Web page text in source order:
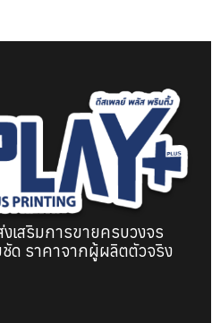
เสริมการขายครบวงจร
ด ราคาจากผู้ผลิตตัวจริง